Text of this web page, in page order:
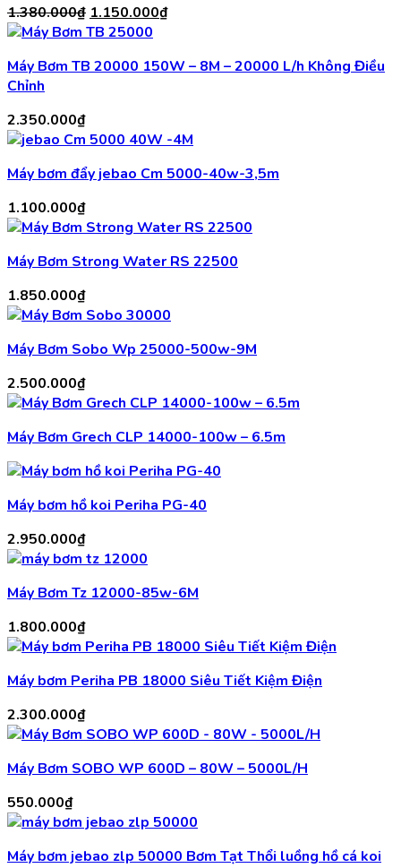
1.380.000₫ Giá
gốc
1.380.000₫.
1.150.000₫Giá
là:
Máy Bơm TB 20000 150W – 8M – 20000 L/h Không Điều
Chỉnh
2.350.000₫
Máy bơm đẩy jebao Cm 5000-40w-3,5m
1.100.000₫
Máy Bơm Strong Water RS 22500
1.850.000₫
Máy Bơm Sobo Wp 25000-500w-9M
2.500.000₫
Máy Bơm Grech CLP 14000-100w – 6.5m
Máy bơm hồ koi Periha PG-40
2.950.000₫
Máy Bơm Tz 12000-85w-6M
1.800.000₫
Máy bơm Periha PB 18000 Siêu Tiết Kiệm Điện
2.300.000₫
Máy Bơm SOBO WP 600D – 80W – 5000L/H
550.000₫
Máy bơm jebao zlp 50000 Bơm Tạt Thổi luồng hồ cá koi